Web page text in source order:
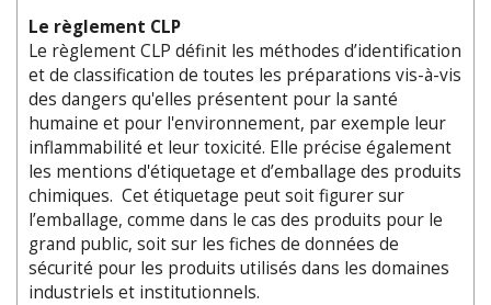
Le règlement CLP
Le règlement CLP définit les méthodes d’identification
et de classification de toutes les préparations vis-à-vis
des dangers qu'elles présentent pour la santé
humaine et pour l'environnement, par exemple leur
inflammabilité et leur toxicité. Elle précise également
les mentions d'étiquetage et d’emballage des produits
chimiques. Cet étiquetage peut soit figurer sur
l’emballage, comme dans le cas des produits pour le
grand public, soit sur les fiches de données de
sécurité pour les produits utilisés dans les domaines
industriels et institutionnels.